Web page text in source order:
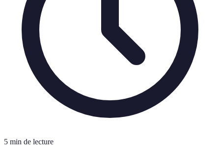
5 min de lecture